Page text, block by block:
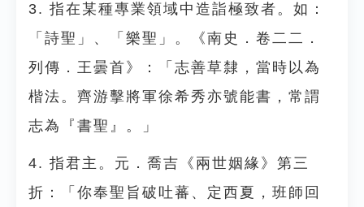
3. 指在某種專業領域中造詣極致者。如：
「詩聖」、「樂聖」。《南史．卷二二．
列傳．王曇首》：「志善草隸，當時以為
楷法。齊游擊將軍徐希秀亦號能書，常謂
志為『書聖』。」
4. 指君主。元．喬吉《兩世姻緣》第三
折：「你奉聖旨破吐蕃、定西夏，班師回